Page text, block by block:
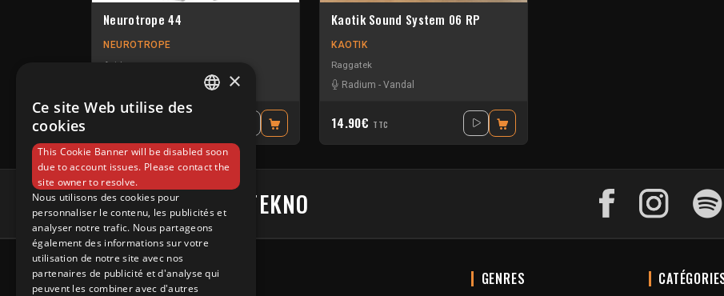
Neurotrope 44
NEUROTROPE
Acid
Mr Gasmask
Kaotik Sound System 06 RP
KAOTIK
Raggatek
Radium - Vandal
14.90€ TTC
#UNDERGROUNDTEKNO
GENRES
×
Ce site Web utilise des
cookies
This Cookie Banner will be disabled soon
due to account issues. Please contact the
site owner to resolve.
Nous utilisons des cookies pour
personnaliser le contenu, les publicités et
analyser notre trafic. Nous partageons
également des informations sur votre
utilisation de notre site avec nos
partenaires de publicité et d'analyse qui
peuvent les combiner avec d'autres